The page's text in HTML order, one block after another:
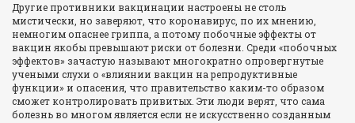
Другие противники вакцинации настроены не столь
мистически, но заверяют, что коронавирус, по их мнению,
немногим опаснее гриппа, а потому побочные эффекты от
вакцин якобы превышают риски от болезни. Среди «побочных
эффектов» зачастую называют многократно опровергнутые
учеными слухи о «влиянии вакцин на репродуктивные
функции» и опасения, что правительство каким-то образом
сможет контролировать привитых. Эти люди верят, что сама
болезнь во многом является если не искусственно созданным